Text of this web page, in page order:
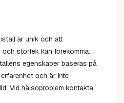
är unik och att
storlek kan förekomma.
egenskaper baseras på
och är inte
Vid hälsoproblem kontakta